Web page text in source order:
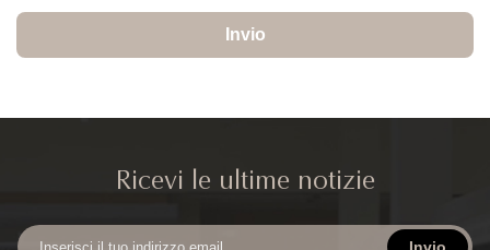
Invio
Ricevi le ultime notizie